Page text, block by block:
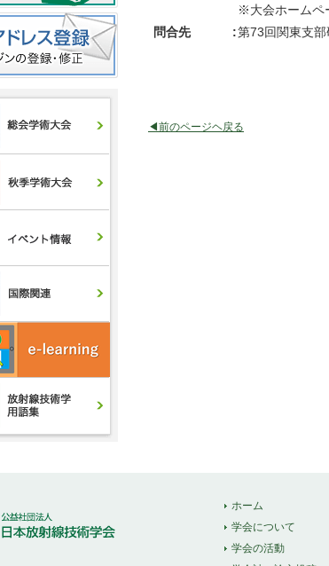
※大会ホームペ
問合先
:第73回関東支
◀前のページヘ戻る
ホーム
学会について
学会の活動